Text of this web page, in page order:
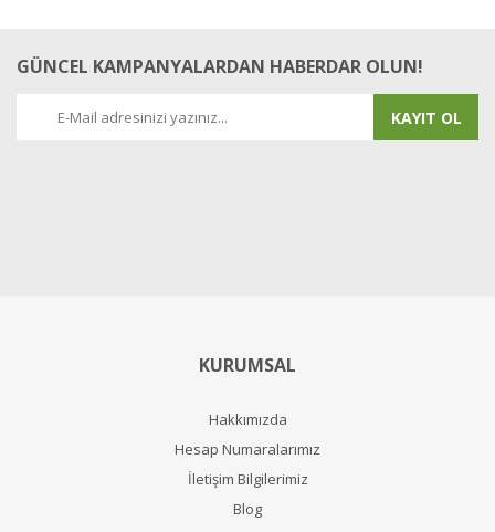
GÜNCEL KAMPANYALARDAN HABERDAR OLUN!
KAYIT OL
KURUMSAL
Hakkımızda
Hesap Numaralarımız
İletişim Bilgilerimiz
Blog